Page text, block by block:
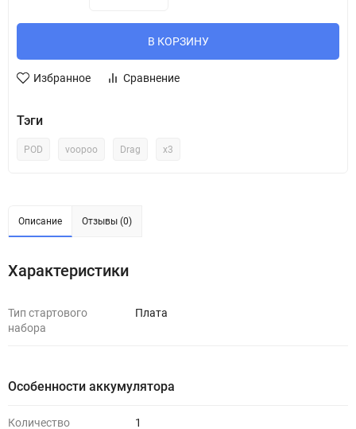
В КОРЗИНУ
Избранное Сравнение
Тэги
POD voopoo Drag x3
Описание Отзывы (0)
Характеристики
Тип стартового
набора
Плата
Особенности аккумулятора
Количество
1